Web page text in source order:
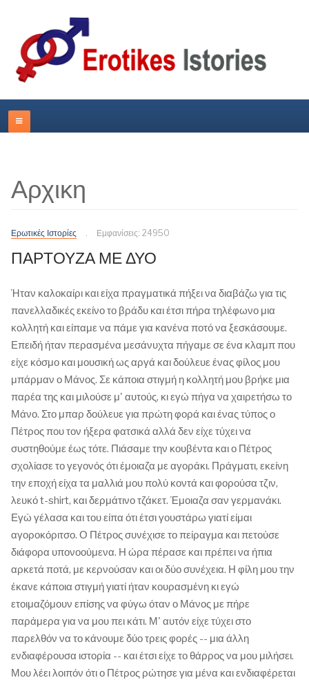
Αρχικη
Ερωτικές Ιστορίες Εμφανίσεις: 24950
ΠΑΡΤΟΥΖΑ ΜΕ ΔΥΟ
Ήταν καλοκαίρι και είχα πραγματικά πήξει να διαβάζω για τις
πανελλαδικές εκείνο το βράδυ και έτσι πήρα τηλέφωνο μια
κολλητή και είπαμε να πάμε για κανένα ποτό να ξεσκάσουμε.
Επειδή ήταν περασμένα μεσάνυχτα πήγαμε σε ένα κλαμπ που
είχε κόσμο και μουσική ως αργά και δούλευε ένας φίλος μου
μπάρμαν ο Μάνος. Σε κάποια στιγμή η κολλητή μου βρήκε μια
παρέα της και μιλούσε μ' αυτούς, κι εγώ πήγα να χαιρετήσω το
Μάνο. Στο μπαρ δούλευε για πρώτη φορά και ένας τύπος ο
Πέτρος που τον ήξερα φατσικά αλλά δεν είχε τύχει να
συστηθούμε έως τότε. Πιάσαμε την κουβέντα και ο Πέτρος
σχολίασε το γεγονός ότι έμοιαζα με αγοράκι. Πράγματι, εκείνη
την εποχή είχα τα μαλλιά μου πολύ κοντά και φορούσα τζιν,
λευκό t-shirt, και δερμάτινο τζάκετ. Έμοιαζα σαν γερμανάκι.
Εγώ γέλασα και του είπα ότι έτσι γουστάρω γιατί είμαι
αγοροκόριτσο. Ο Πέτρος συνέχισε το πείραγμα και πετούσε
διάφορα υπονοούμενα. Η ώρα πέρασε και πρέπει να ήπια
αρκετά ποτά, με κερνούσαν και οι δύο συνέχεια. Η φίλη μου την
έκανε κάποια στιγμή γιατί ήταν κουρασμένη κι εγώ
ετοιμαζόμουν επίσης να φύγω όταν ο Μάνος με πήρε
παράμερα για να μου πει κάτι. Μ' αυτόν είχε τύχει στο
παρελθόν να το κάνουμε δύο τρεις φορές -- μια άλλη
ενδιαφέρουσα ιστορία -- και έτσι είχε το θάρρος να μου μιλήσει.
Μου λέει λοιπόν ότι ο Πέτρος ρώτησε για μένα και ενδιαφέρεται